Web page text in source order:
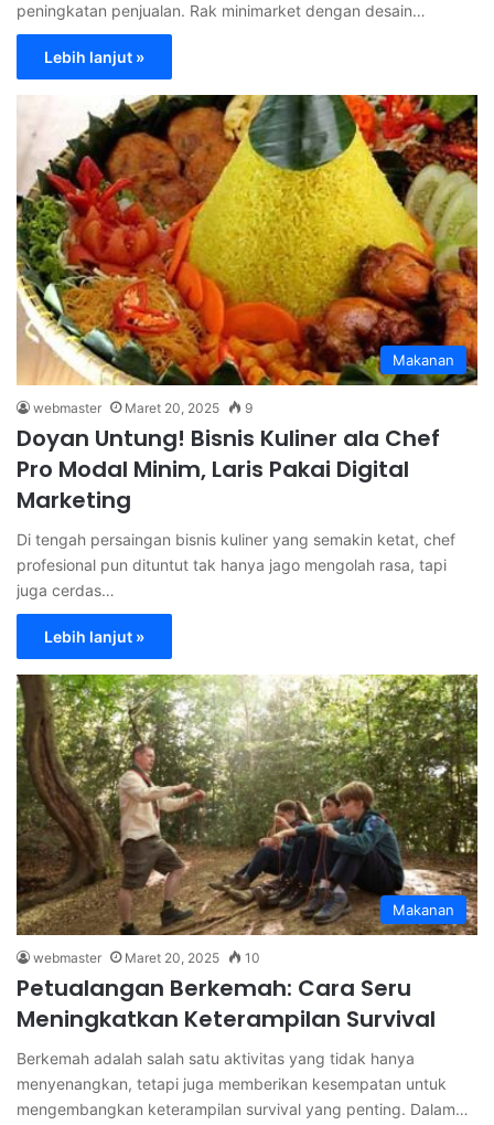
peningkatan penjualan. Rak minimarket dengan desain…
Lebih lanjut »
Makanan
webmaster Maret 20, 2025 9
Doyan Untung! Bisnis Kuliner ala Chef
Pro Modal Minim, Laris Pakai Digital
Marketing
Di tengah persaingan bisnis kuliner yang semakin ketat, chef
profesional pun dituntut tak hanya jago mengolah rasa, tapi
juga cerdas…
Lebih lanjut »
Makanan
webmaster Maret 20, 2025 10
Petualangan Berkemah: Cara Seru
Meningkatkan Keterampilan Survival
Berkemah adalah salah satu aktivitas yang tidak hanya
menyenangkan, tetapi juga memberikan kesempatan untuk
mengembangkan keterampilan survival yang penting. Dalam…